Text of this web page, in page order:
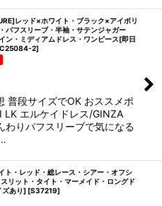
レッド×ホワイト・ブラック×アイボリ
パフスリーブ・半袖・サテンジャガー
ン・ミディアムドレス・ワンピース[即日
C25084-2]
普段サイズでOK おススメポ
LK エルケイドレス/GINZA
わりパフスリーブで気になる
・レッド・総レース・シアー・オフシ
リット・タイト・マーメイド・ロングド
ズあり] [S37219]